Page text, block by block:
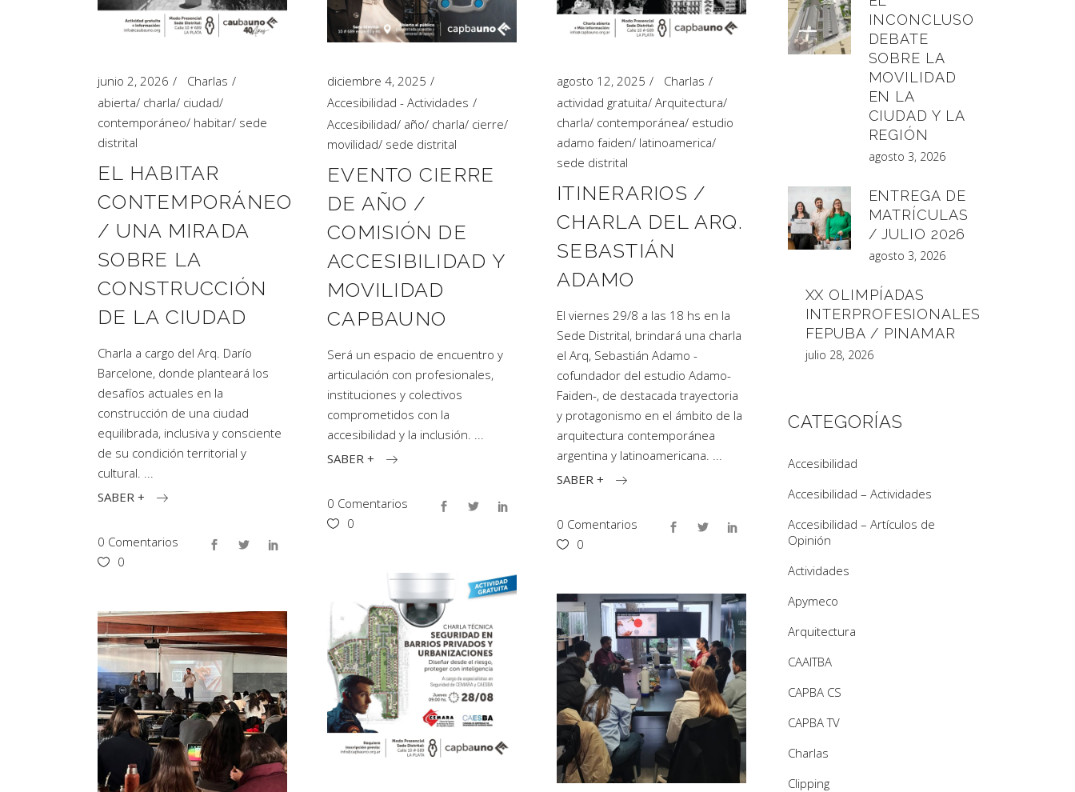
Artículos de Opinión
Actividades
junio 2, 2026
Charlas
abierta/ charla/ ciudad/
contemporáneo/ habitar/ sede
distrital
EL HABITAR
CONTEMPORÁNEO
/ UNA MIRADA
SOBRE LA
CONSTRUCCIÓN
DE LA CIUDAD
Charla a cargo del Arq. Darío
Barcelone, donde planteará los
desafíos actuales en la
construcción de una ciudad
equilibrada, inclusiva y consciente
de su condición territorial y
cultural.
SABER +
0 Comentarios
0
diciembre 4, 2025
Accesibilidad - Actividades
Accesibilidad/ año/ charla/ cierre/
movilidad/ sede distrital
EVENTO CIERRE
DE AÑO /
COMISIÓN DE
ACCESIBILIDAD Y
MOVILIDAD
CAPBAUNO
Será un espacio de encuentro y
articulación con profesionales,
instituciones y colectivos
comprometidos con la
accesibilidad y la inclusión.
SABER +
0 Comentarios
0
agosto 12, 2025
Charlas
actividad gratuita/ Arquitectura/
charla/ contemporánea/ estudio
adamo faiden/ latinoamerica/
sede distrital
ITINERARIOS /
CHARLA DEL ARQ.
SEBASTIÁN
ADAMO
El viernes 29/8 a las 18 hs en la
Sede Distrital, brindará una charla
el Arq, Sebastián Adamo -
cofundador del estudio Adamo-
Faiden-, de destacada trayectoria
y protagonismo en el ámbito de la
arquitectura contemporánea
argentina y latinoamericana.
SABER +
0 Comentarios
0
INCONCLUSO
DEBATE
SOBRE LA
MOVILIDAD
EN LA
CIUDAD Y LA
REGIÓN
agosto 3, 2026
ENTREGA DE
MATRÍCULAS
/ JULIO 2026
agosto 3, 2026
XX OLIMPÍADAS
INTERPROFESIONALES
FEPUBA / PINAMAR
julio 28, 2026
CATEGORÍAS
Accesibilidad
Accesibilidad – Actividades
Accesibilidad – Artículos de
Opinión
Actividades
Apymeco
Arquitectura
CAAITBA
CAPBA CS
CAPBA TV
Charlas
Clipping